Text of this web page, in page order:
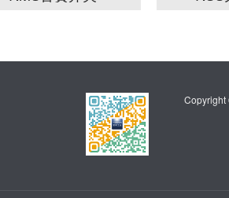
Copyright